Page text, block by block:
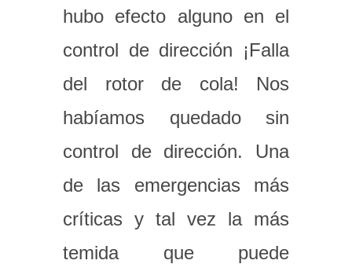
hubo efecto alguno en el
control de dirección ¡Falla
del rotor de cola! Nos
habíamos quedado sin
control de dirección. Una
de las emergencias más
críticas y tal vez la más
temida que puede